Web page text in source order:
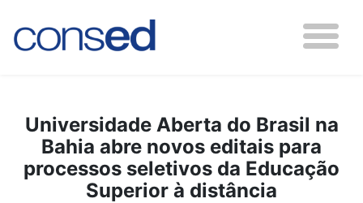
Universidade Aberta do Brasil na
Bahia abre novos editais para
processos seletivos da Educação
Superior à distância